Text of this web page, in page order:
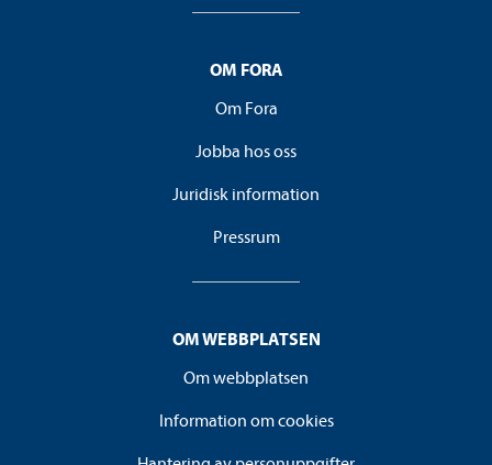
OM FORA
Om Fora
Jobba hos oss
Juridisk information
Pressrum
OM WEBBPLATSEN
Om webbplatsen
Information om cookies